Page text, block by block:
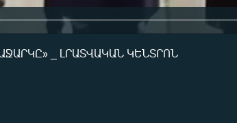
_ ԼՐԱՏՎԱԿԱՆ ԿԵՆՏՐՈՆ